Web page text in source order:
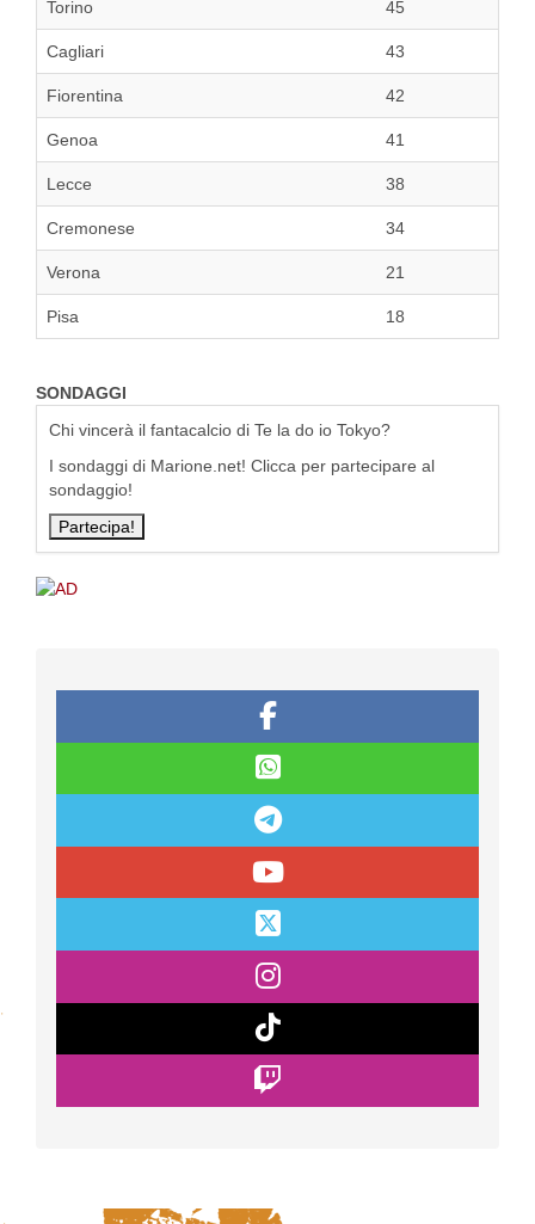
Torino 45
Cagliari 43
Fiorentina 42
Genoa 41
Lecce 38
Cremonese 34
Verona 21
Pisa 18
SONDAGGI
Chi vincerà il fantacalcio di Te la do io Tokyo?
I sondaggi di Marione.net! Clicca per partecipare al
sondaggio!